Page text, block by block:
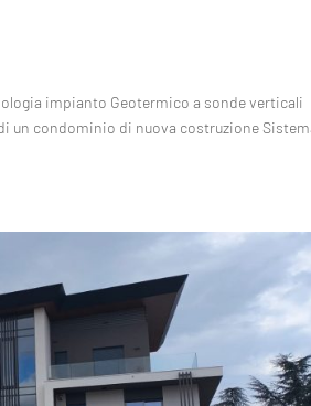
impianto Geotermico a sonde verticali
un condominio di nuova costruzione